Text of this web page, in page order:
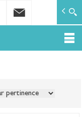
basse tension et